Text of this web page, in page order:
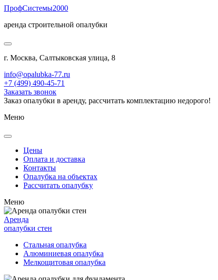
ПрофСистемы2000
аренда строительной опалубки
г. Москва, Салтыковская улица, 8
info@opalubka-77.ru
+7 (499) 490-45-71
Заказать звонок
Заказ опалубки в аренду, рассчитать комплектацию недорого!
Меню
Цены
Оплата и доставка
Контакты
Опалубка на объектах
Рассчитать опалубку
Меню
Аренда
опалубки стен
Стальная опалубка
Алюминиевая опалубка
Мелкощитовая опалубка